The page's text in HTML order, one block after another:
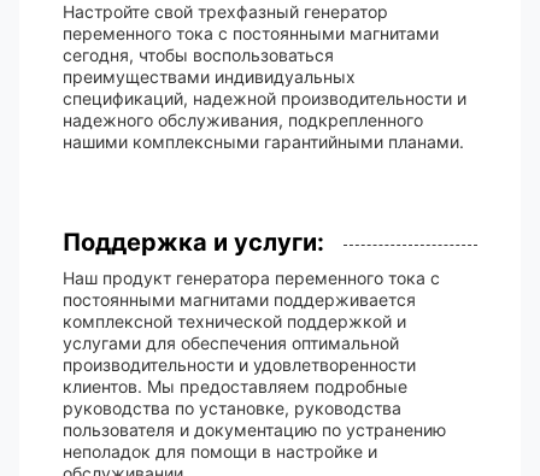
Настройте свой трехфазный генератор
переменного тока с постоянными магнитами
сегодня, чтобы воспользоваться
преимуществами индивидуальных
спецификаций, надежной производительности и
надежного обслуживания, подкрепленного
нашими комплексными гарантийными планами.
Поддержка и услуги:
Наш продукт генератора переменного тока с
постоянными магнитами поддерживается
комплексной технической поддержкой и
услугами для обеспечения оптимальной
производительности и удовлетворенности
клиентов. Мы предоставляем подробные
руководства по установке, руководства
пользователя и документацию по устранению
неполадок для помощи в настройке и